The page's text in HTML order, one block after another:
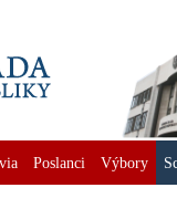
Poslanci Výbory